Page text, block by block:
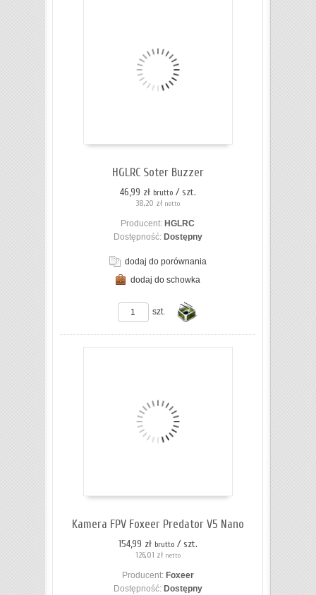
HGLRC Soter Buzzer
46,99 zł brutto / szt.
38,20 zł netto
Producent: HGLRC
Dostępność: Dostępny
dodaj do porównania
dodaj do schowka
szt.
Kamera FPV Foxeer Predator V5 Nano
154,99 zł brutto / szt.
126,01 zł netto
Producent: Foxeer
Dostępność: Dostępny